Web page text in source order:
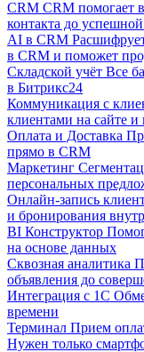
CRM CRM помогает
контакта до
AI в CRM
в CRM и поможет
Складской учёт Все
в Битрикс24
Коммуникация с
клиентами на сайте
Оплата и Доставка
прямо в CRM
Маркетинг
персональных
Онлайн-запись
и бронирования
BI Конструктор
на основе данных
Сквозная аналитика
объявления до
Интеграция с 1С
времени
Терминал Прием
Нужен только